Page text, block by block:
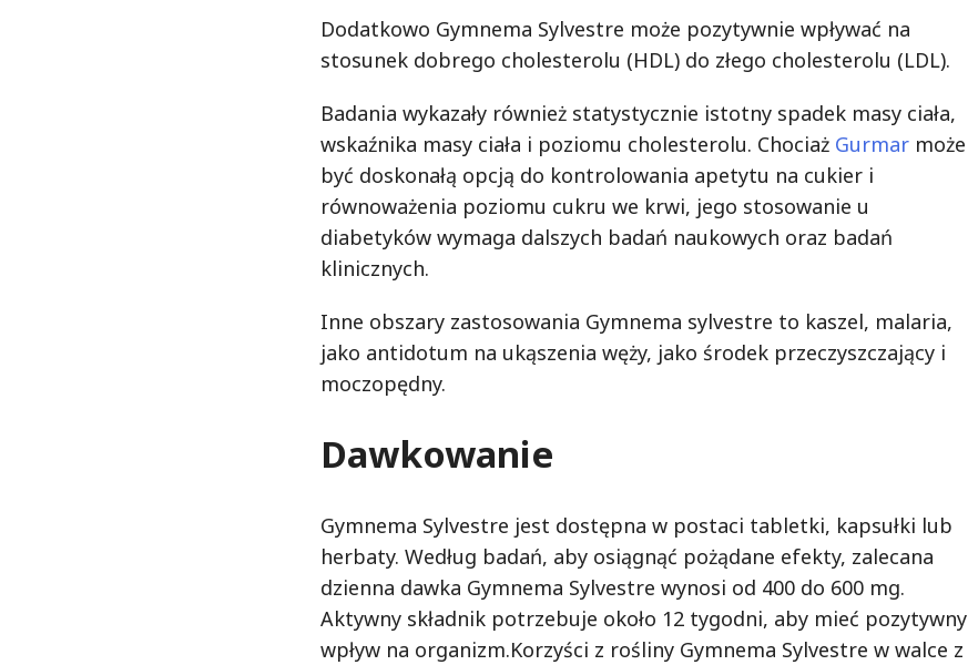
Dodatkowo Gymnema Sylvestre może pozytywnie wpływać na
stosunek dobrego cholesterolu (HDL) do złego cholesterolu (LDL).
Badania wykazały również statystycznie istotny spadek masy ciała,
wskaźnika masy ciała i poziomu cholesterolu. Chociaż Gurmar może
być doskonałą opcją do kontrolowania apetytu na cukier i
równoważenia poziomu cukru we krwi, jego stosowanie u
diabetyków wymaga dalszych badań naukowych oraz badań
klinicznych.
Inne obszary zastosowania Gymnema sylvestre to kaszel, malaria,
jako antidotum na ukąszenia węży, jako środek przeczyszczający i
moczopędny.
Dawkowanie
Gymnema Sylvestre jest dostępna w postaci tabletki, kapsułki lub
herbaty. Według badań, aby osiągnąć pożądane efekty, zalecana
dzienna dawka Gymnema Sylvestre wynosi od 400 do 600 mg.
Aktywny składnik potrzebuje około 12 tygodni, aby mieć pozytywny
wpływ na organizm.Korzyści z rośliny Gymnema Sylvestre w walce z